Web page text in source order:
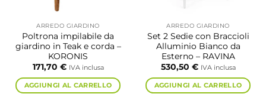
ARREDO GIARDINO
Poltrona impilabile da
giardino in Teak e corda –
KORONIS
171,70 € IVA inclusa
AGGIUNGI AL CARRELLO
ARREDO GIARDINO
Set 2 Sedie con Braccioli
Alluminio Bianco da
Esterno – RAVINA
530,50 € IVA inclusa
AGGIUNGI AL CARRELLO